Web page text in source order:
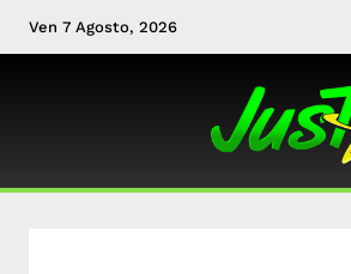
Ven 7 Agosto, 2026